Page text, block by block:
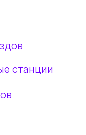
станции